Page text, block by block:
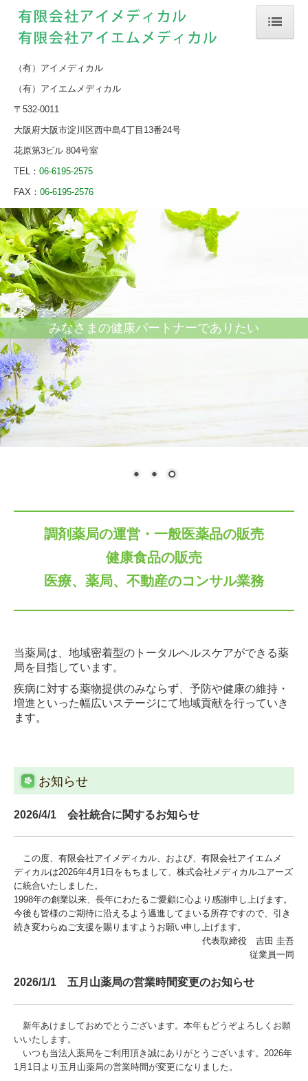
会社案内
店舗案内
（有）アイメディカル
（有）アイエムメディカル
〒532-0011
大阪府大阪市淀川区西中島4丁目13番24号
花原第3ビル 804号室
TEL： 06-6195-2575
FAX： 06-6195-2576
みなさまの健康パートナーでありたい
調剤薬局の運営・一般医薬品の販売
健康食品の販売
医療、薬局、不動産のコンサル業務
当薬局は、地域密着型のトータルヘルスケアができる薬
局を目指しています。
疾病に対する薬物提供のみならず、予防や健康の維持・
増進といった幅広いステージにて地域貢献を行っていき
ます。
お知らせ
2026/4/1 会社統合に関するお知らせ
この度、有限会社アイメディカル、および、有限会社アイエムメ
ディカルは2026年4月1日をもちまして、株式会社メディカルユアーズ
に統合いたしました。
1998年の創業以来、長年にわたるご愛顧に心より感謝申し上げます。
今後も皆様のご期待に沿えるよう邁進してまいる所存ですので、引き
続き変わらぬご支援を賜りますようお願い申し上げます。
代表取締役 吉田 圭吾
従業員一同
2026/1/1 五月山薬局の営業時間変更のお知らせ
新年あけましておめでとうございます。本年もどうぞよろしくお願
いいたします。
いつも当法人薬局をご利用頂き誠にありがとうございます。2026年
1月1日より五月山薬局の営業時間が変更になりました。